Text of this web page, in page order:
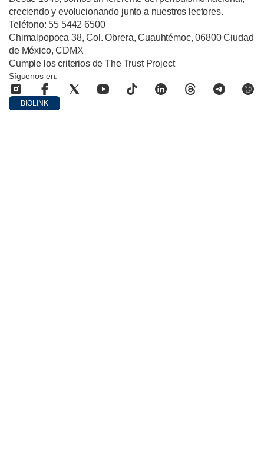
creciendo y evolucionando junto a nuestros lectores.
Teléfono: 55 5442 6500
Chimalpopoca 38, Col. Obrera, Cuauhtémoc, 06800 Ciudad
de México, CDMX
Cumple los criterios de The Trust Project
Síguenos en:
BIOLINK